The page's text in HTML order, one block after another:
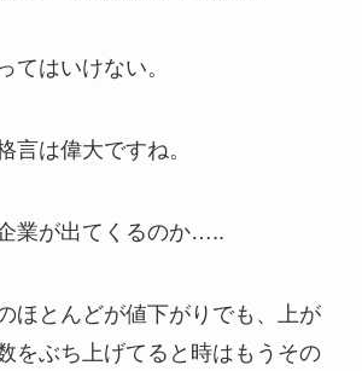
てはいけない。
言は偉大ですね。
業が出てくるのか…..
ほとんどが値下がりでも、上が
をぶち上げてると時はもうその